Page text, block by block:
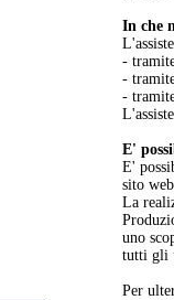
In che
-
-
-
E'
E'
sito
La
uno
tutti gli
Per